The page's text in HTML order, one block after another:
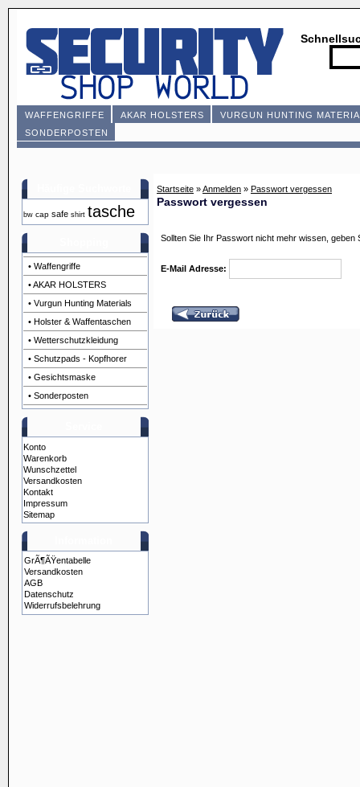
WAFFENGRIFFE AKAR HOLSTERS
VURGUN HUNTING
SONDERPOSTEN
bw cap safe shirt tasche
• Waffengriffe
• AKAR HOLSTERS
• Vurgun Hunting Materials
• Holster & Waffentaschen
• Wetterschutzkleidung
• Schutzpads - Kopfhorer
• Gesichtsmaske
• Sonderposten
Konto
Warenkorb
Wunschzettel
Versandkosten
Kontakt
Impressum
Sitemap
GrÃ¶ÃŸentabelle
Versandkosten
AGB
Datenschutz
Widerrufsbelehrung
Startseite »Anmelden » Passwort vergessen
Passwort vergessen
Sollten Sie Ihr Passwort nicht mehr wissen,
E-Mail Adresse: